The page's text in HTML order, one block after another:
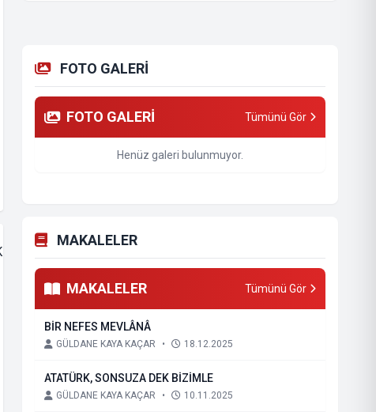
FOTO GALERİ
FOTO GALERİ Tümünü Gör
Henüz galeri bulunmuyor.
MAKALELER
MAKALELER Tümünü Gör
BİR NEFES MEVLÂNÂ
GÜLDANE KAYA KAÇAR • 18.12.2025
ATATÜRK, SONSUZA DEK BİZİMLE
GÜLDANE KAYA KAÇAR • 10.11.2025